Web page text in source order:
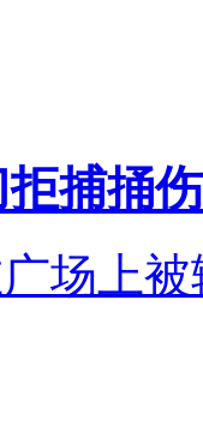
捕捅
场上